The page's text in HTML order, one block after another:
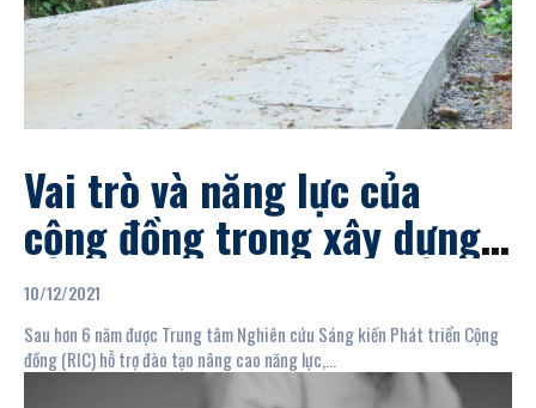
Vai trò và năng lực của
cộng đồng trong xây dựng
các công trình hạ tầng quy
mô nhỏ tại vùng dân tộc
thiểu...
10/12/2021
Sau hơn 6 năm được Trung tâm Nghiên cứu Sáng kiến Phát triển Cộng
đồng (RIC) hỗ trợ đào tạo nâng cao năng lực,...